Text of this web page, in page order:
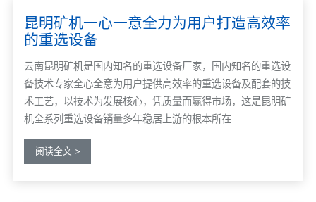
昆明矿机一心一意全力为用户打造高效率
的重选设备
云南昆明矿机是国内知名的重选设备厂家，国内知名的重选设
备技术专家全心全意为用户提供高效率的重选设备及配套的技
术工艺，以技术为发展核心，凭质量而赢得市场，这是昆明矿
机全系列重选设备销量多年稳居上游的根本所在
阅读全文 >